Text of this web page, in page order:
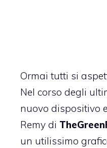
Ormai tutti si
Nel corso degli
nuovo dispositivo e
Remy di
un utilissimo